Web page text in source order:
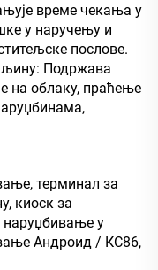
време чекања у
у наручењу и
послове.
Подржава
на облаку, праћење
терминал за
киоск за
у
Андроид / КС86,